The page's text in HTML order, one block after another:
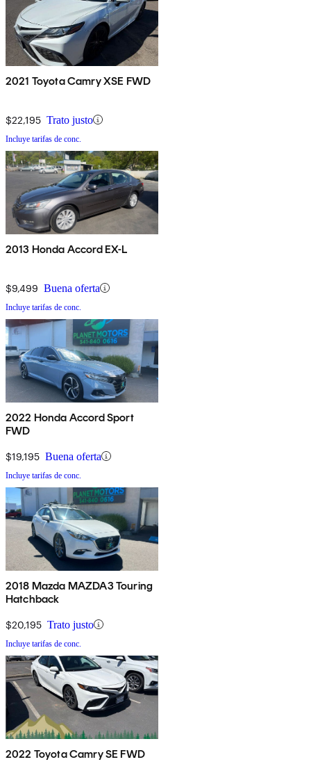
2021 Toyota Camry XSE FWD
$22,195 Trato justo
Incluye tarifas de conc.
2013 Honda Accord EX-L
$9,499 Buena oferta
Incluye tarifas de conc.
2022 Honda Accord Sport
FWD
$19,195 Buena oferta
Incluye tarifas de conc.
2018 Mazda MAZDA3 Touring
Hatchback
$20,195 Trato justo
Incluye tarifas de conc.
2022 Toyota Camry SE FWD